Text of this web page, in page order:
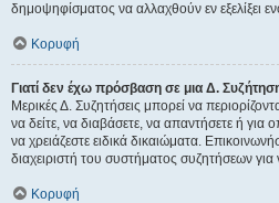
δημοψηφίσματος να αλλαχθούν εν εξελίξει
Κορυφή
Γιατί δεν έχω πρόσβαση σε μια Δ.
Μερικές Δ. Συζητήσεις μπορεί να
να δείτε, να διαβάσετε, να απαντήσετε ή για
να χρειάζεστε ειδικά δικαιώματα.
διαχειριστή του συστήματος συζητήσεων
Κορυφή